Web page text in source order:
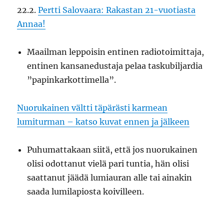
22.2.Pertti Salovaara: Rakastan 21-vuotiasta
Annaa!
Maailman leppoisin entinen radiotoimittaja,
entinen kansanedustaja pelaa taskubiljardia
”papinkarkottimella”.
Nuorukainen vältti täpärästi karmean
lumiturman – katso kuvat ennen ja jälkeen
Puhumattakaan siitä, että jos nuorukainen
olisi odottanut vielä pari tuntia, hän olisi
saattanut jäädä lumiauran alle tai ainakin
saada lumilapiosta koivilleen.